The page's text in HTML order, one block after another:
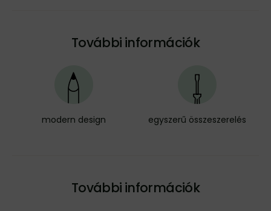
További információk
modern design egyszerű összeszerelés
További információk